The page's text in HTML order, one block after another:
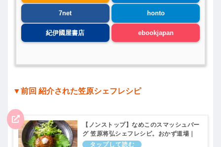
7net honto
紀伊國屋書店 ebookjapan
▼前回 紹介された笠原シェフレシピ
【ノンストップ】なめこのスマッシュバー
グ 笠原将弘シェフレシピ。おかず道場｜
10月31日